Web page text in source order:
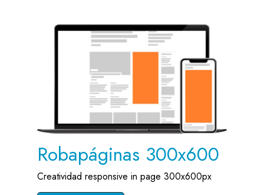
Robapáginas 300x600
Creatividad responsive in page 300x600px